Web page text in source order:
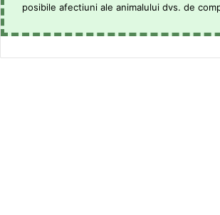
posibile afectiuni ale animalului dvs. de